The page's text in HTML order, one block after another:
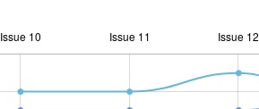
Issue 10 Issue 11 Issue 12